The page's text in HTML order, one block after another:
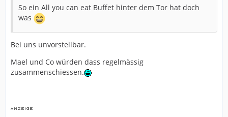
So ein All you can eat Buffet hinter dem Tor hat doch
was
Bei uns unvorstellbar.
Mael und Co würden dass regelmässig
zusammenschiessen.